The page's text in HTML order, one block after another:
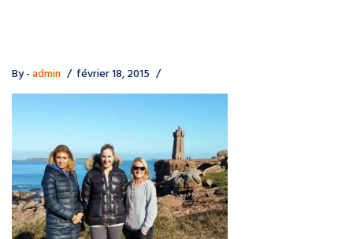
By -admin février 18, 2015